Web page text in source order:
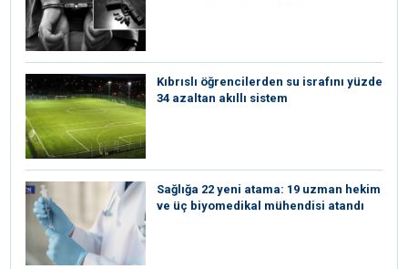
Kıbrıslı öğrencilerden su israfını yüzde
34 azaltan akıllı sistem
Sağlığa 22 yeni atama: 19 uzman hekim
ve üç biyomedikal mühendisi atandı